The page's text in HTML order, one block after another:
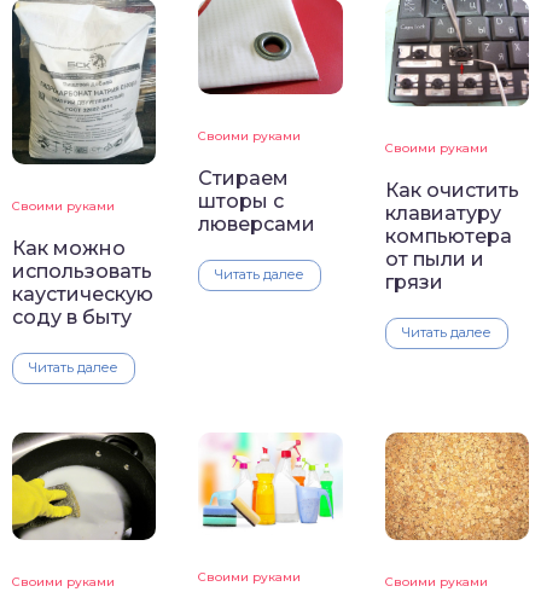
Своими руками
Как можно
использовать
каустическую
соду в быту
Читать далее
Своими руками
Стираем
шторы с
люверсами
Читать далее
Своими руками
Как очистить
клавиатуру
компьютера
от пыли и
грязи
Читать далее
Своими руками Своими руками Своими руками